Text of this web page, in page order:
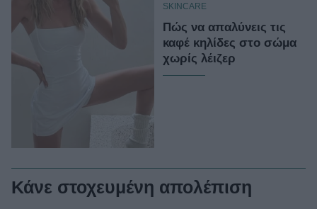
SKINCARE
Πώς να απαλύνεις τις
καφέ κηλίδες στο σώμα
χωρίς λέιζερ
Κάνε στοχευμένη απολέπιση